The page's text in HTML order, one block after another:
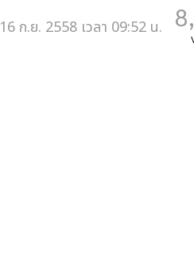
16 ก.ย. 2558 เวลา 09:52 น.